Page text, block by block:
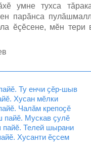
умне тухса
парăнса
ĕçĕсене, мĕн тери
Ту енчи ҫӗр-шыв
Хусан мӗлки
Чалӑм крепоҫӗ
пайӗ. Мускав ҫулӗ
Телей шырани
Хусанти ӗҫсем